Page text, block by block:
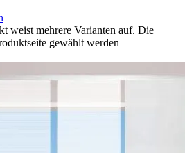
weist mehrere Varianten auf. Die
gewählt werden